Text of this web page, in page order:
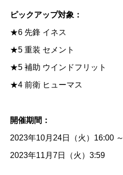
ピックアップ対象：
★6 先鋒 イネス
★5 重装 セメント
★5 補助 ウインドフリット
★4 前衛 ヒューマス
開催期間：
2023年10月24日（火）16:00 ～
2023年11月7日（火）3:59